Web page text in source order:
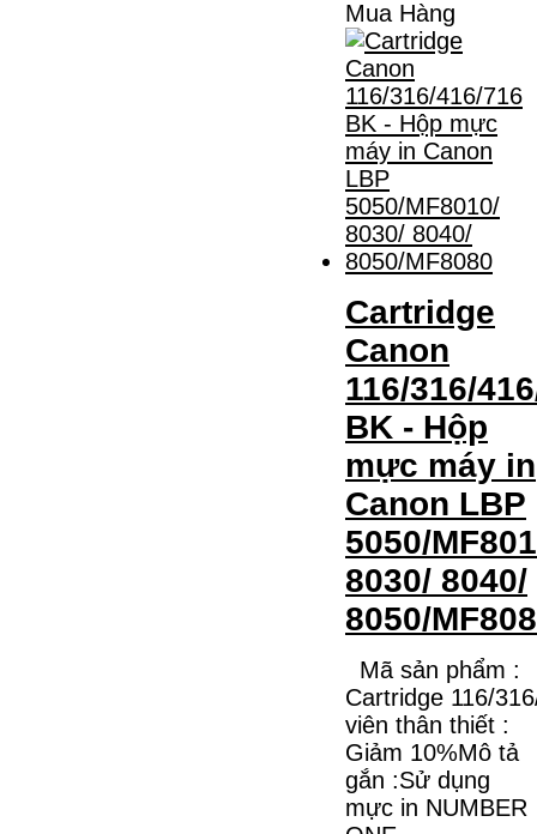
Mua Hàng
Cartridge
Canon
116/316/
BK - Hộp
mực máy in
Canon LBP
5050/
8030/ 8040/
8050/
Mã sản phẩm :
Cartridge 116/
viên thân thiết :
Giảm 10%Mô tả
gắn :Sử dụng
mực in NUMBER